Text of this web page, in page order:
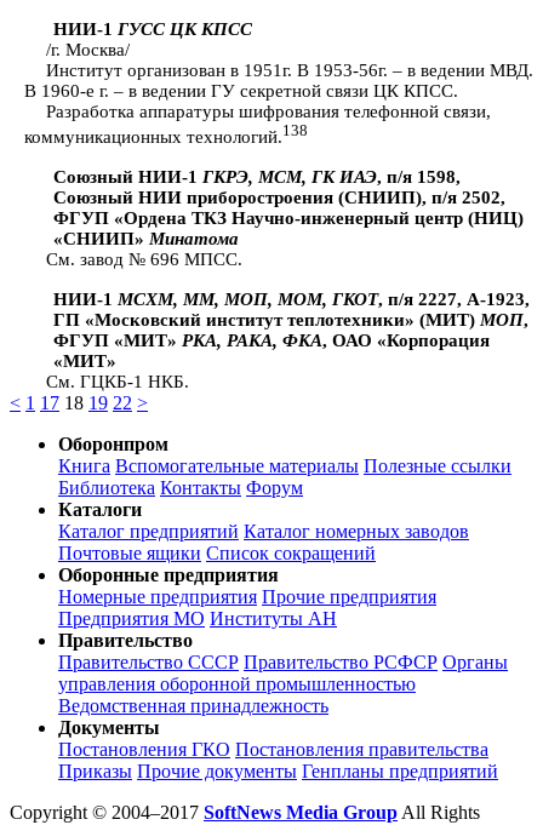
НИИ-1 ГУСС ЦК КПСС
/г. Москва/
Институт организован в 1951г. В 1953-56г. – в ведении МВД.
В 1960-е г. – в ведении ГУ секретной связи ЦК КПСС.
Разработка аппаратуры шифрования телефонной связи,
коммуникационных технологий.138
Союзный НИИ-1 ГКРЭ, МСМ, ГК ИАЭ, п/я 1598,
Союзный НИИ приборостроения (СНИИП), п/я 2502,
ФГУП «Ордена ТКЗ Научно-инженерный центр (НИЦ)
«СНИИП» Минатома
См. завод № 696 МПСС.
НИИ-1 МСХМ, ММ, МОП, МОМ, ГКОТ, п/я 2227, А-1923,
ГП «Московский институт теплотехники» (МИТ) МОП,
ФГУП «МИТ» РКА, РАКА, ФКА, ОАО «Корпорация
«МИТ»
См. ГЦКБ-1 НКБ.
< 1 17 18 19 22 >
Оборонпром
Книга Вспомогательные материалы Полезные ссылки
Библиотека Контакты Форум
Каталоги
Каталог предприятий Каталог номерных заводов
Почтовые ящики Список сокращений
Оборонные предприятия
Номерные предприятия Прочие предприятия
Предприятия МО Институты АН
Правительство
Правительство СССР Правительство РСФСР Органы
управления оборонной промышленностью
Ведомственная принадлежность
Документы
Постановления ГКО Постановления правительства
Приказы Прочие документы Генпланы предприятий
Copyright © 2004–2017 SoftNews Media Group All Rights